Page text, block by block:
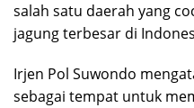
salah satu daerah yang
jagung terbesar di
Irjen Pol Suwondo
sebagai tempat untuk